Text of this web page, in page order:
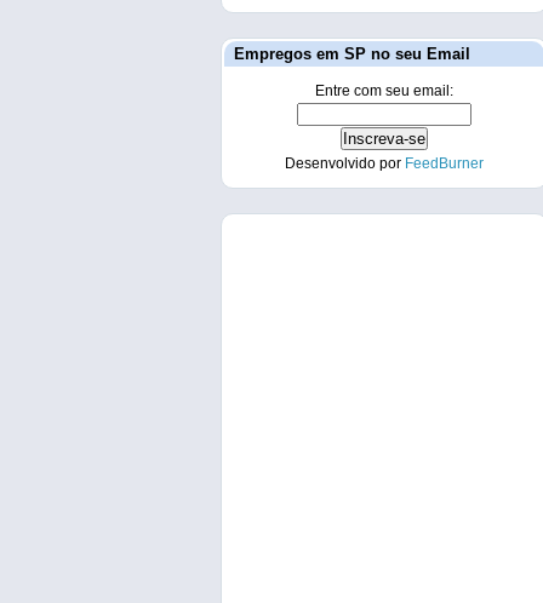
Empregos em SP no seu Email
Entre com seu email:
Desenvolvido por FeedBurner